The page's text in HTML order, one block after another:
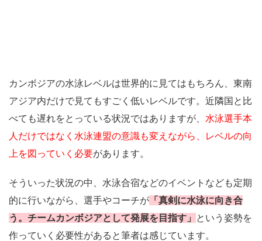
カンボジアの水泳レベルは世界的に見てはもちろん、東南
アジア内だけで見てもすごく低いレベルです。近隣国と比
べても遅れをとっている状況ではありますが、 水泳選手本
人だけではなく水泳連盟の意識も変えながら、レベルの向
上を図っていく必要があります。
そういった状況の中、水泳合宿などのイベントなども定期
的に行いながら、選手やコーチが 「真剣に水泳に向き合
う。チームカンボジアとして発展を目指す」
という姿勢を
作っていく必要性があると筆者は感じています。